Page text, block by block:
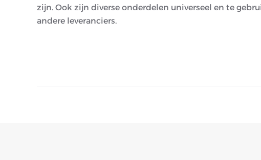
zijn. Ook zijn diverse onderdelen universeel en te
andere leveranciers.